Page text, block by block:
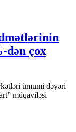
dən çox
ümumi dəyəri
müqaviləsi